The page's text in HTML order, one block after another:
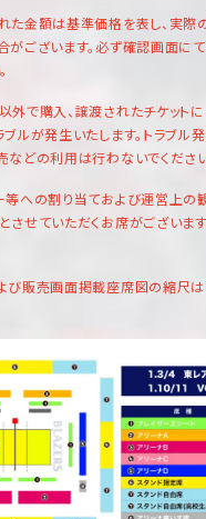
金額は基準価格を表し、実際
がございます。必ず確認画面に
で購入、譲渡されたチケット
ルが発生いたします。トラブル
どの利用は行わないでください
への割り当ておよび運営上の
せていただくお席がございます
び販売画面掲載座席図の縮尺